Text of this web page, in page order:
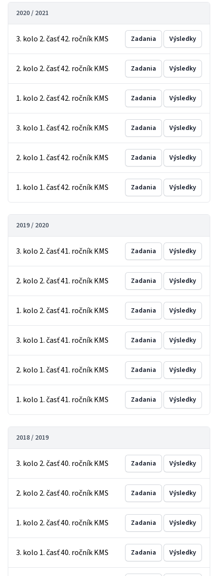
2020 / 2021
3. kolo 2. časť 42. ročník KMS Zadania Výsledky
2. kolo 2. časť 42. ročník KMS Zadania Výsledky
1. kolo 2. časť 42. ročník KMS Zadania Výsledky
3. kolo 1. časť 42. ročník KMS Zadania Výsledky
2. kolo 1. časť 42. ročník KMS Zadania Výsledky
1. kolo 1. časť 42. ročník KMS Zadania Výsledky
2019 / 2020
3. kolo 2. časť 41. ročník KMS Zadania Výsledky
2. kolo 2. časť 41. ročník KMS Zadania Výsledky
1. kolo 2. časť 41. ročník KMS Zadania Výsledky
3. kolo 1. časť 41. ročník KMS Zadania Výsledky
2. kolo 1. časť 41. ročník KMS Zadania Výsledky
1. kolo 1. časť 41. ročník KMS Zadania Výsledky
2018 / 2019
3. kolo 2. časť 40. ročník KMS Zadania Výsledky
2. kolo 2. časť 40. ročník KMS Zadania Výsledky
1. kolo 2. časť 40. ročník KMS Zadania Výsledky
3. kolo 1. časť 40. ročník KMS Zadania Výsledky